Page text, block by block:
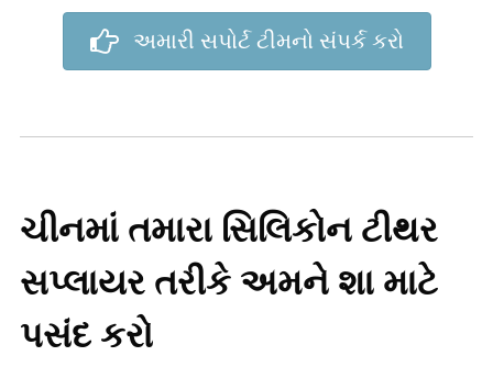
અમારી સપોર્ટ ટીમનો સંપર્ક કરો
ચીનમાં તમારા સિલિકોન ટીથર
સપ્લાયર તરીકે અમને શા માટે
પસંદ કરો